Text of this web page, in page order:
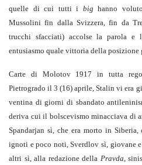
quelle di cui tutti i big hanno
Mussolini fin dalla Svizzera, fin da
trucchi sfacciati) accolse la parola e
entusiasmo quale vittoria della posizione
Carte di Molotov 1917 in tutta
Pietrogrado il 3 (16) aprile, Stalin vi era
ventina di giorni di sbandato
deriva cui il bolscevismo minacciava di
Spandarjan sì, che era morto in
ignoti e poco noti, Sverdlov sì, giovane
altri sì, alla redazione della Pravda,